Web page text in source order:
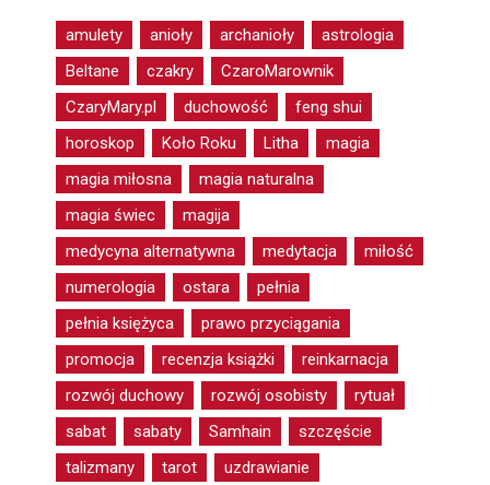
amulety anioły archanioły
astrologia
Beltane
czakry
CzaroMarownik
CzaryMary.pl
duchowość
feng shui
horoskop
Koło Roku Litha
magia
magia miłosna
magia naturalna
magia świec
magija
medycyna alternatywna
medytacja
miłość
numerologia
ostara
pełnia
pełnia księżyca
prawo przyciągania
promocja
recenzja książki
reinkarnacja
rozwój duchowy
rozwój osobisty
rytuał
sabat
sabaty Samhain
szczęście
talizmany
tarot uzdrawianie